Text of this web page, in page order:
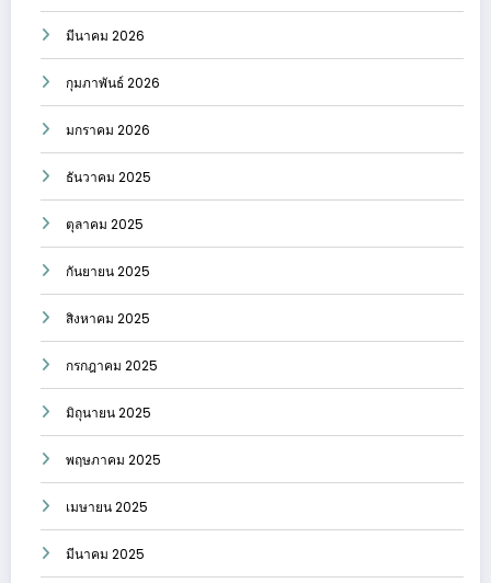
มีนาคม 2026
กุมภาพันธ์ 2026
มกราคม 2026
ธันวาคม 2025
ตุลาคม 2025
กันยายน 2025
สิงหาคม 2025
กรกฎาคม 2025
มิถุนายน 2025
พฤษภาคม 2025
เมษายน 2025
มีนาคม 2025